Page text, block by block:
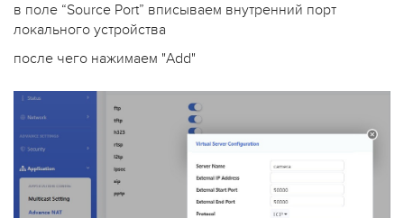
в поле “Source Port” вписываем внутренний порт
локального устройства
после чего нажимаем "Add"